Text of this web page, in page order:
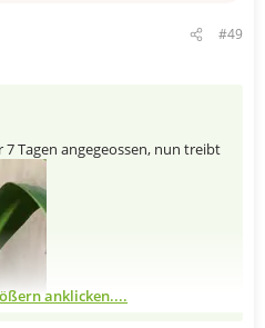
#49
Tagen angegeossen, nun treibt
anklicken....